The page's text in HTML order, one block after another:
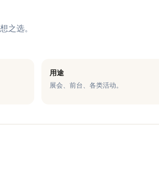
之选。
用途
展会、前台、各类活动。